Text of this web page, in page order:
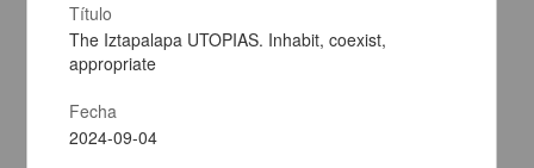
Título
The Iztapalapa UTOPIAS. Inhabit, coexist,
appropriate
Fecha
2024-09-04